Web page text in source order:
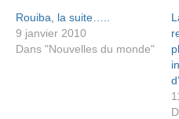
Rouiba, la suite…..
9 janvier 2010
Dans "Nouvelles du monde"